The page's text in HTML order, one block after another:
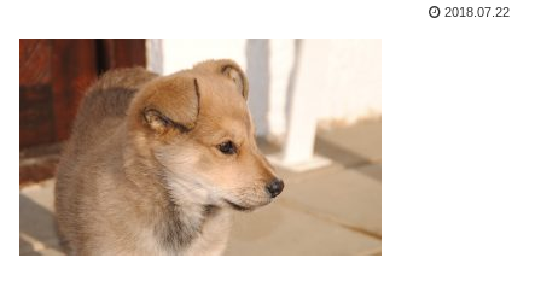
2018.07.22